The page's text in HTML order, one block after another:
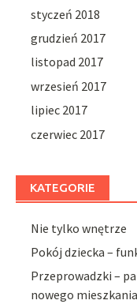
styczeń 2018
grudzień 2017
listopad 2017
wrzesień 2017
lipiec 2017
czerwiec 2017
KATEGORIE
Nie tylko wnętrze
Pokój dziecka –
Przeprowadzki –
nowego mieszkania